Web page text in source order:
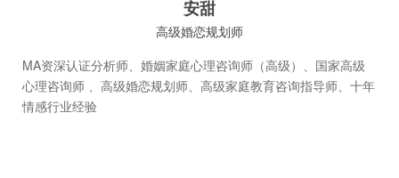
安甜
高级婚恋规划师
MA资深认证分析师、婚姻家庭心理咨询师（高级）、国家高级
心理咨询师 、高级婚恋规划师、高级家庭教育咨询指导师、十年
情感行业经验